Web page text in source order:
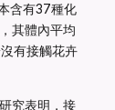
含有37種化
其體內平均
有接觸花卉
究表明，接